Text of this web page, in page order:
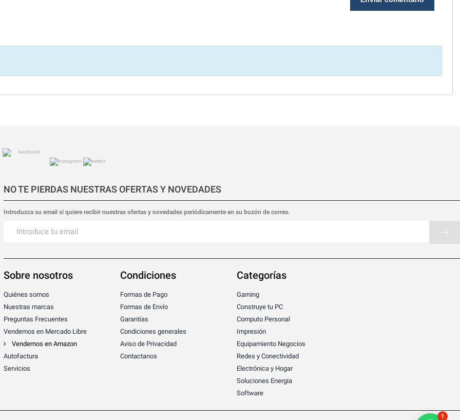
NO TE PIERDAS NUESTRAS OFERTAS Y NOVEDADES
Introduzca su email si quiere recibir nuestras ofertas y novedades periódicamente en su buzón de correo.
Sobre nosotros
Quiénes somos
Nuestras marcas
Preguntas Frecuentes
Vendemos en Mercado Libre
Vendemos en Amazon
Autofactura
Servicios
Condiciones
Formas de Pago
Formas de Envío
Garantías
Condiciones generales
Aviso de Privacidad
Contactanos
Categorías
Gaming
Construye tu PC
Computo Personal
Impresión
Equipamiento Negocios
Redes y Conectividad
Electrónica y Hogar
Soluciones Energia
Software
1